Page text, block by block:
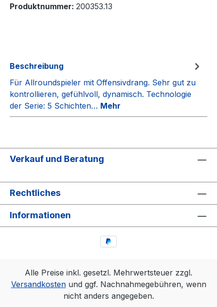
Produktnummer: 200353.13
Beschreibung
Für Allroundspieler mit Offensivdrang. Sehr gut zu
kontrollieren, gefühlvoll, dynamisch. Technologie
der Serie: 5 Schichten… Mehr
Verkauf und Beratung
Rechtliches
Informationen
Alle Preise inkl. gesetzl. Mehrwertsteuer zzgl.
Versandkostenund ggf. Nachnahmegebühren, wenn
nicht anders angegeben.